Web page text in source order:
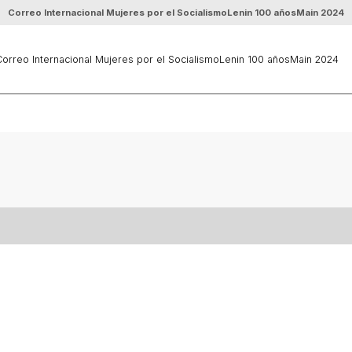
Correo Internacional Mujeres por el SocialismoLenin 100 añosMain 2024
Internacional Mujeres por el SocialismoLenin 100 añosMain 2024